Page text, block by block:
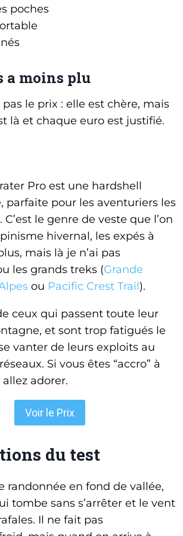
poches
a moins plu
pas le prix : elle est chère, mais
là et chaque euro est justifié.
Pro est une hardshell
parfaite pour les aventuriers les
le genre de veste que l’on
hivernal, les expés à
mais là je n’ai pas
les grands treks (Grande
ou Pacific Crest Trail).
ceux qui passent toute leur
et sont trop fatigués le
vanter de leurs exploits au
Si vous êtes “accro” à
allez adorer.
Voir le Prix
du test
randonnée en fond de vallée,
tombe sans s’arrêter et le vent
Il ne fait pas